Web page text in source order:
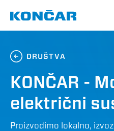
sadržaj
navigacija
(mobile)
DRUŠTVA
KONČAR -
električni
Proizvodimo lokalno,